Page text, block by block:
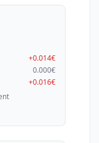
+0.014€
0.000€
+0.016€